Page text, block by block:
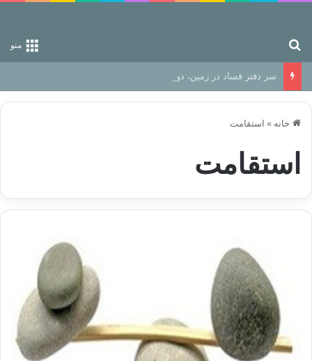
منو
سر دفتر فساد در زمین‌، دوری وکناره‌گیری از راه خداست‌!
خانه » استقامت
استقامت